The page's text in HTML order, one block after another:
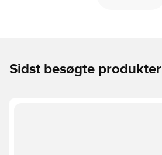
Sidst besøgte produkter